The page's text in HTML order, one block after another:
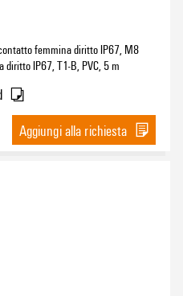
femmina diritto IP67, M8
diritto IP67, T1-B, PVC, 5 m
Aggiungi alla richiesta